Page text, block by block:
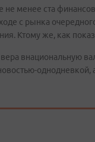
не менее ста
с рынка очередного
Ктому же, как
внациональную